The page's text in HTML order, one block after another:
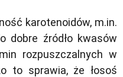
karotenoidów, m.in.
dobre źródło kwasów
rozpuszczalnych w
to sprawia, że łosoś